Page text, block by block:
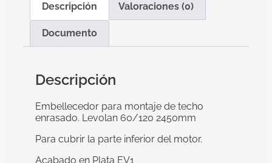
Descripción Valoraciones (0)
Documento
Descripción
Embellecedor para montaje de techo
enrasado. Levolan 60/120 2450mm
Para cubrir la parte inferior del motor.
Acabado en Plata EV1